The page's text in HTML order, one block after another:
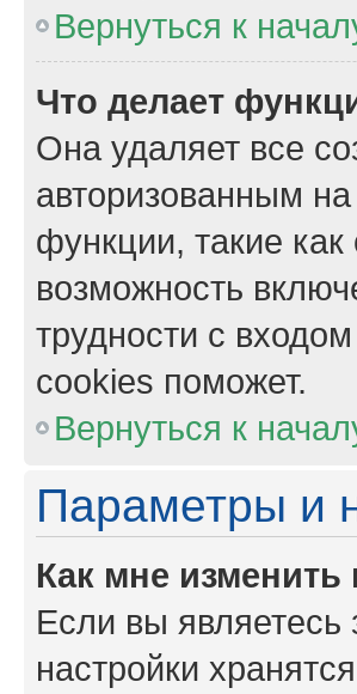
Вернуться к
Что делает
Она удаляет все
авторизованным
функции, такие
возможность
трудности с
cookies поможет.
Вернуться к
Параметры и
Как мне
Если вы являетесь
настройки